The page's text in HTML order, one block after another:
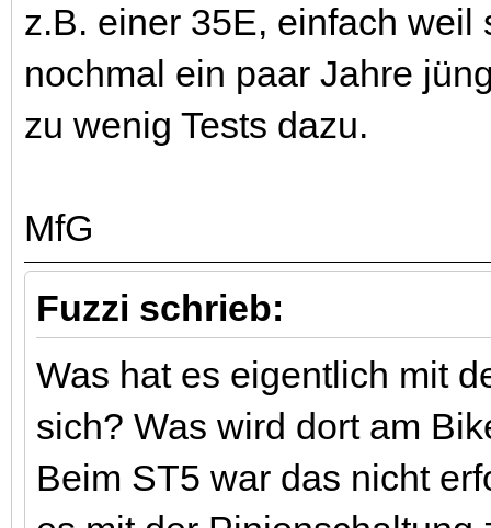
z.B. einer 35E, einfach
nochmal ein paar Jahre
zu wenig Tests dazu.
MfG
Fuzzi schrieb:
Was hat es eigentlich mit
sich? Was wird dort am
Beim ST5 war das nicht